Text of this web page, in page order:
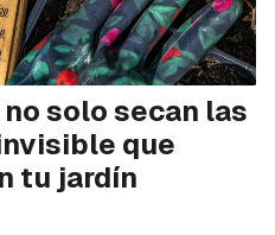
solo secan las
que
tu jardín